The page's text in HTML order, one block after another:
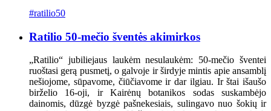
#ratilio50
Ratilio 50-mečio šventės akimirkos
„Ratilio“ jubiliejaus laukėm nesulaukėm: 50-mečio šventei
ruoštasi gerą pusmetį, o galvoje ir širdyje mintis apie ansamblį
nešiojome, sūpavome, čiūčiavome ir dar ilgiau. Ir štai išaušo
birželio 16-oji, ir Kairėnų botanikos sodas suskambėjo
dainomis, dūzgė byzgė pašnekesiais, sulingavo nuo šokių ir